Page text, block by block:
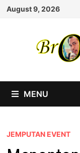
Skip
August 9, 2026
MENU
JEMPUTAN EVENT